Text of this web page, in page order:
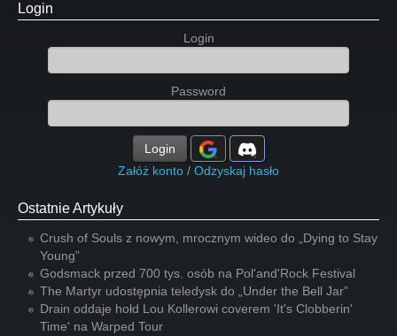
Login
Login
Password
Login
Załóż konto / Odzyskaj hasło
Ostatnie Artykuły
Crush of Souls z nowym, mrocznym wideo do „Dying to Stay
Young”
Godsmack przed 700 tys. osób na Pol'and'Rock Festival
The Martyr udostępnia teledysk do „Under the Bell Jar”
Drain oddaje hołd Lou Kollerowi coverem 'It's Clobberin'
Time' na Warped Tour